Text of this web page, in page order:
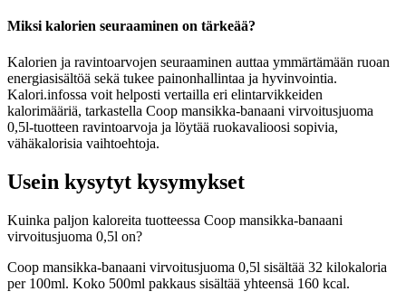
Miksi kalorien seuraaminen on tärkeää?
Kalorien ja ravintoarvojen seuraaminen auttaa ymmärtämään ruoan
energiasisältöä sekä tukee painonhallintaa ja hyvinvointia.
Kalori.infossa voit helposti vertailla eri elintarvikkeiden
kalorimääriä, tarkastella Coop mansikka-banaani virvoitusjuoma
0,5l-tuotteen ravintoarvoja ja löytää ruokavalioosi sopivia,
vähäkalorisia vaihtoehtoja.
Usein kysytyt kysymykset
Kuinka paljon kaloreita tuotteessa Coop mansikka-banaani
virvoitusjuoma 0,5l on?
Coop mansikka-banaani virvoitusjuoma 0,5l sisältää 32 kilokaloria
per 100ml. Koko 500ml pakkaus sisältää yhteensä 160 kcal.